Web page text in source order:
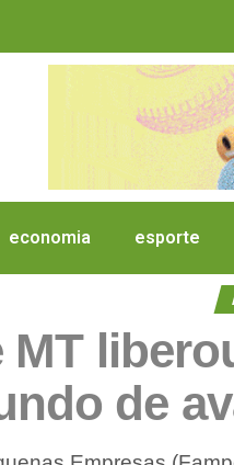
economia esporte
MT
de